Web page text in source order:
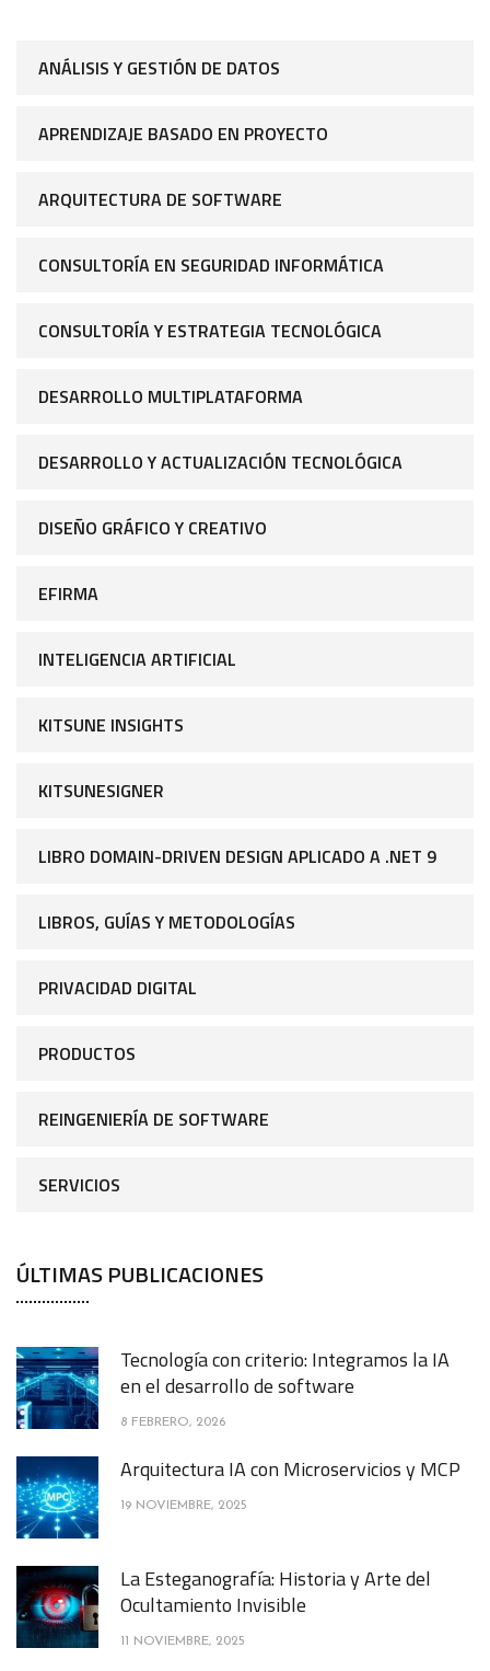
ANÁLISIS Y GESTIÓN DE DATOS
APRENDIZAJE BASADO EN PROYECTO
ARQUITECTURA DE SOFTWARE
CONSULTORÍA EN SEGURIDAD INFORMÁTICA
CONSULTORÍA Y ESTRATEGIA TECNOLÓGICA
DESARROLLO MULTIPLATAFORMA
DESARROLLO Y ACTUALIZACIÓN TECNOLÓGICA
DISEÑO GRÁFICO Y CREATIVO
EFIRMA
INTELIGENCIA ARTIFICIAL
KITSUNE INSIGHTS
KITSUNESIGNER
LIBRO DOMAIN-DRIVEN DESIGN APLICADO A .NET 9
LIBROS, GUÍAS Y METODOLOGÍAS
PRIVACIDAD DIGITAL
PRODUCTOS
REINGENIERÍA DE SOFTWARE
SERVICIOS
ÚLTIMAS PUBLICACIONES
Tecnología con criterio: Integramos la IA
en el desarrollo de software
8 FEBRERO, 2026
Arquitectura IA con Microservicios y MCP
19 NOVIEMBRE, 2025
La Esteganografía: Historia y Arte del
Ocultamiento Invisible
11 NOVIEMBRE, 2025